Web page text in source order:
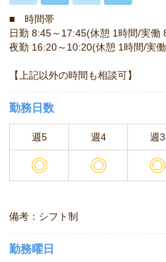
■ 時間帯
日勤 8:45～17:45(休憩 1時間/実働
夜勤 16:20～10:20(休憩 1時間/実
【上記以外の時間も相談可】
勤務日数
週5 週4 週3
◎ ◎ ◎
備考：シフト制
勤務曜日